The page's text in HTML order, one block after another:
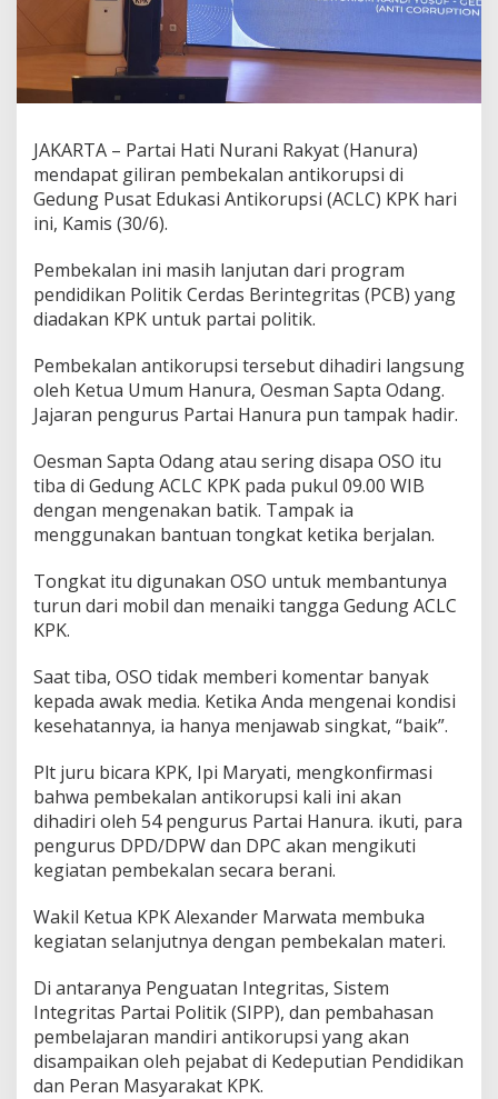
JAKARTA – Partai Hati Nurani Rakyat (Hanura)
mendapat giliran pembekalan antikorupsi di
Gedung Pusat Edukasi Antikorupsi (ACLC) KPK hari
ini, Kamis (30/6).
Pembekalan ini masih lanjutan dari program
pendidikan Politik Cerdas Berintegritas (PCB) yang
diadakan KPK untuk partai politik.
Pembekalan antikorupsi tersebut dihadiri langsung
oleh Ketua Umum Hanura, Oesman Sapta Odang.
Jajaran pengurus Partai Hanura pun tampak hadir.
Oesman Sapta Odang atau sering disapa OSO itu
tiba di Gedung ACLC KPK pada pukul 09.00 WIB
dengan mengenakan batik. Tampak ia
menggunakan bantuan tongkat ketika berjalan.
Tongkat itu digunakan OSO untuk membantunya
turun dari mobil dan menaiki tangga Gedung ACLC
KPK.
Saat tiba, OSO tidak memberi komentar banyak
kepada awak media. Ketika Anda mengenai kondisi
kesehatannya, ia hanya menjawab singkat, “baik”.
Plt juru bicara KPK, Ipi Maryati, mengkonfirmasi
bahwa pembekalan antikorupsi kali ini akan
dihadiri oleh 54 pengurus Partai Hanura. ikuti, para
pengurus DPD/DPW dan DPC akan mengikuti
kegiatan pembekalan secara berani.
Wakil Ketua KPK Alexander Marwata membuka
kegiatan selanjutnya dengan pembekalan materi.
Di antaranya Penguatan Integritas, Sistem
Integritas Partai Politik (SIPP), dan pembahasan
pembelajaran mandiri antikorupsi yang akan
disampaikan oleh pejabat di Kedeputian Pendidikan
dan Peran Masyarakat KPK.